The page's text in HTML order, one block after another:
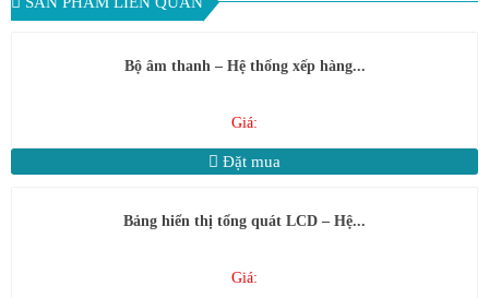
Bộ âm thanh – Hệ thống xếp hàng...
Giá:
Đặt mua
Bảng hiển thị tổng quát LCD – Hệ...
Giá: